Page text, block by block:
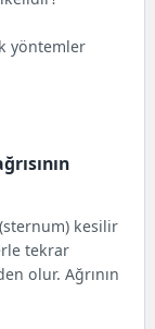
yöntemler
yöntemler
kesilir
tekrar
olur. Ağrının